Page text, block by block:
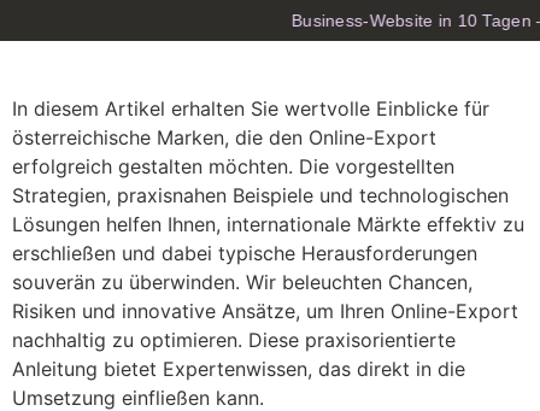
Business-Website in 10
In diesem Artikel erhalten Sie wertvolle Einblicke für
österreichische Marken, die den Online-Export
erfolgreich gestalten möchten. Die vorgestellten
Strategien, praxisnahen Beispiele und technologischen
Lösungen helfen Ihnen, internationale Märkte effektiv zu
erschließen und dabei typische Herausforderungen
souverän zu überwinden. Wir beleuchten Chancen,
Risiken und innovative Ansätze, um Ihren Online-Export
nachhaltig zu optimieren. Diese praxisorientierte
Anleitung bietet Expertenwissen, das direkt in die
Umsetzung einfließen kann.